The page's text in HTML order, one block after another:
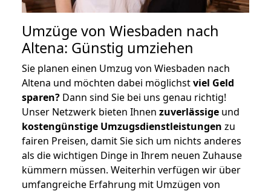
Umzüge von Wiesbaden nach
Altena: Günstig umziehen
Sie planen einen Umzug von Wiesbaden nach
Altena und möchten dabei möglichstviel Geld
sparen? Dann sind Sie bei uns genau richtig!
Unser Netzwerk bieten Ihnen zuverlässige und
kostengünstige Umzugsdienstleistungen zu
fairen Preisen, damit Sie sich um nichts anderes
als die wichtigen Dinge in Ihrem neuen Zuhause
kümmern müssen. Weiterhin verfügen wir über
umfangreiche Erfahrung mit Umzügen von